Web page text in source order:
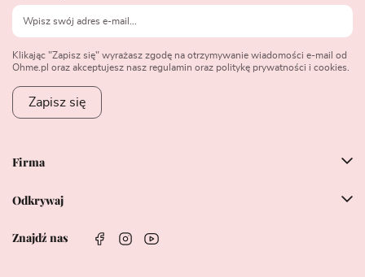
Firma
Odkrywaj
Znajdź nas
Klikając "Zapisz się" wyrażasz zgodę na otrzymywanie wiadomości e-mail od
Ohme.pl oraz akceptujesz nasz regulamin oraz politykę prywatności i cookies.
Zapisz się